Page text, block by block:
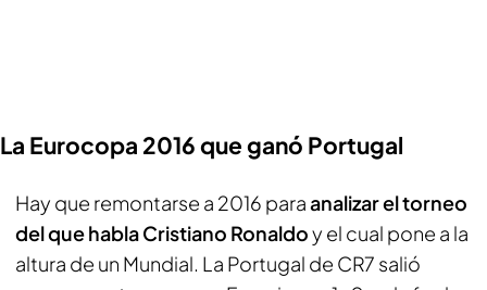
La Eurocopa 2016 que ganó Portugal
Hay que remontarse a 2016 paraanalizar el torneo
del que habla Cristiano Ronaldoy el cual pone a la
altura de un Mundial. La Portugal de CR7 salió